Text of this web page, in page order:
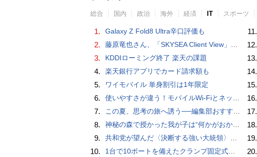
総合 国内 政治 海外 経済 IT スポーツ
1. Galaxy Z Fold8 Ultra辛口評価も
2. 藤原竜也さん、「SKYSEA Client View」新CMで「AI労務改善」をアピール 働き方をAIが分析したら「すぐに休んで」と言われる？
3. KDDIローミング終了 楽天の課題
4. 楽天銀行アプリでカード請求額も
5. ワイモバイル 単身割引は1年限定
6. 使いやすさが違う！モバイルWi-FiとネットHDD【PC-DIY 秋の陣】
7. この夏、思考の旅へ誘う──編集部おすすめの7冊：WIRED BOOK GUIDE
8. 神秘の森で授かった我が子は“何かがおかしい”『ナイトボーン -夜哭-』本編映像解禁 母の絶叫顔うちわが全国の劇場に［ホラー通信］
9. 共和党が望んだ〈決断する強い大統領〉が統治するアメリカの到来──「アメリカン・ドッペルゲンガー」by 池田純一#14
10. 1台で10ポートを備えたクランプ固定式電源タップ「Anker Nano Power Strip (10-in-1, 70W, クランプ式)」レビュー
11.
12.
13.
14.
15.
16.
17.
18.
19.
20.